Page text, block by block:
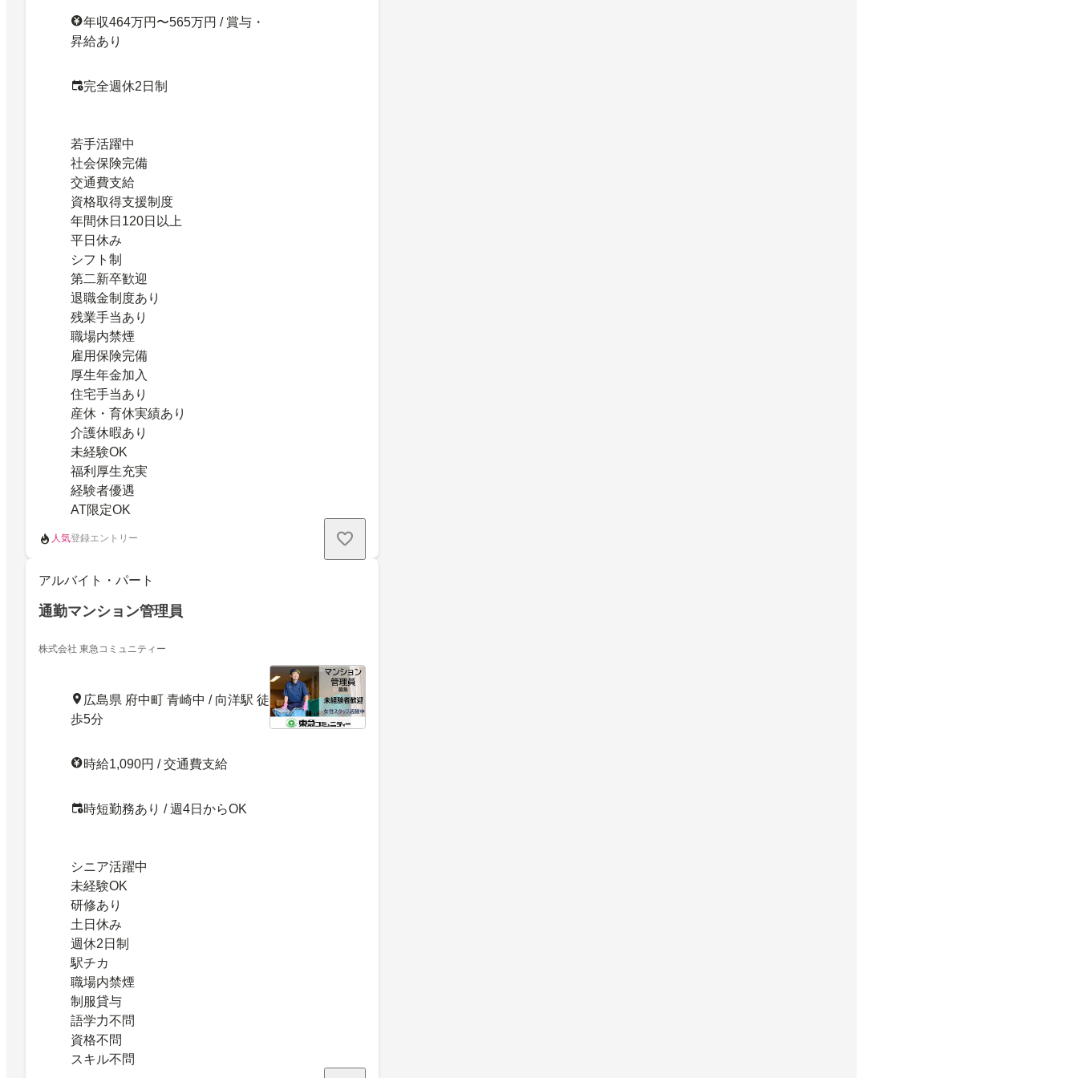
年収464万円〜565万円 / 賞与・
昇給あり
完全週休2日制
若手活躍中
社会保険完備
交通費支給
資格取得支援制度
年間休日120日以上
平日休み
シフト制
第二新卒歓迎
退職金制度あり
残業手当あり
職場内禁煙
雇用保険完備
厚生年金加入
住宅手当あり
産休・育休実績あり
介護休暇あり
未経験OK
福利厚生充実
経験者優遇
AT限定OK
人気登録エントリー
アルバイト・パート
通勤マンション管理員
株式会社 東急コミュニティー
広島県 府中町 青崎中 / 向洋駅 徒
歩5分
時給1,090円 / 交通費支給
時短勤務あり / 週4日からOK
シニア活躍中
未経験OK
研修あり
土日休み
週休2日制
駅チカ
職場内禁煙
制服貸与
語学力不問
資格不問
スキル不問